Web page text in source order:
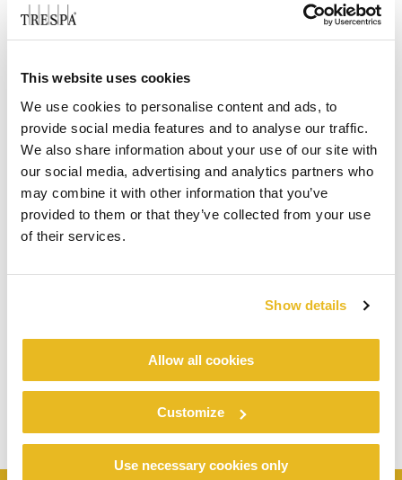
This website uses cookies
We use cookies to personalise content and ads, to
provide social media features and to analyse our traffic.
We also share information about your use of our site with
our social media, advertising and analytics partners who
may combine it with other information that you’ve
provided to them or that they’ve collected from your use
of their services.
Show details
Allow all cookies
Customize
Use necessary cookies only